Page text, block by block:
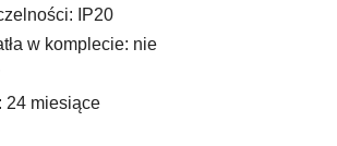
IP20
w komplecie: nie
24 miesiące